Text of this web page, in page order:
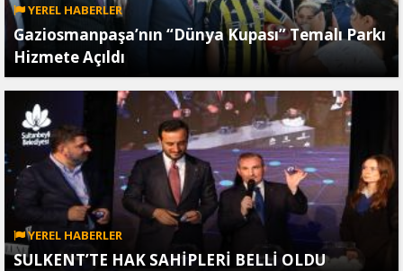
YEREL HABERLER
Gaziosmanpaşa’nın “Dünya Kupası” Temalı Parkı
Hizmete Açıldı
YEREL HABERLER
SULKENT’TE HAK SAHİPLERİ BELLİ OLDU